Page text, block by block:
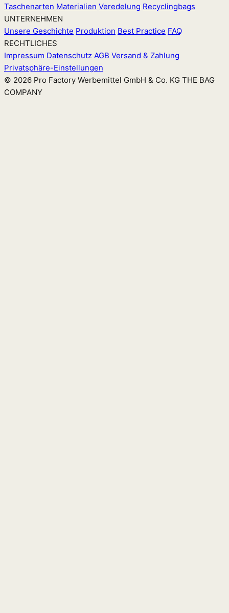
Taschenarten Materialien Veredelung Recyclingbags
UNTERNEHMEN
Unsere Geschichte Produktion Best Practice FAQ
RECHTLICHES
Impressum Datenschutz AGB Versand & Zahlung
Privatsphäre-Einstellungen
© 2026 Pro Factory Werbemittel GmbH & Co. KG THE BAG
COMPANY